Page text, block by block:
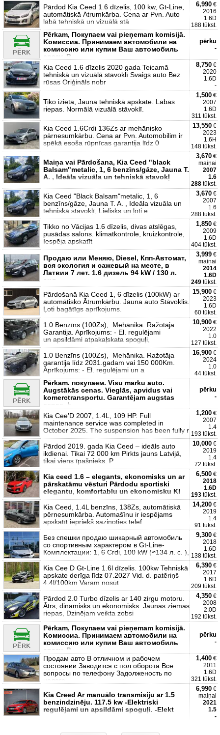
Pārdod Kia Ceed 1.6 dīzelis, 100 kw, Gt-Line,
automātiskā Ātrumkārba. Cena ar Pvn. Auto
labā tehniskā un vizuālā stā
6,990 €
2016
1.6D
188 tūkst.
Pērkam, Покупаем vai pieņemam komisijā.
Kомиссиa. Принимаем автомобили на
комиссию или купим Ваш автомобиль
сразу. P
pērku
-
Kia Ceed 1.6 dīzelis 2020 gada Teicamā
tehniskā un vizuālā stavoklī Svaigs auto Bez
rūsas Oriģināls nobr
8,750 €
2020
1.6D
-
Tiko izieta, Jauna tehniskā apskate. Labas
riepas. Normālā vizuālā stāvoklī.
1,500 €
2007
1.6D
311 tūkst.
Kia Ceed 1.6Crdi 136Zs ar mehānisko
pārnesumkārbu. Cena ar Pvn. Automobilim ir
spēkā esoša rūpnīcas garantija līdz 0
13,550 €
2023
1.6H
148 tūkst.
Maiņa vai Pārdošana, Kia Ceed "black
Balsam"metalic, 1, 6 benzīns/gāze, Jauna T.
A. , Ideāla vizuāla un tehniskā stavokļ
3,670 €
maiņai
2007
1.6
288 tūkst.
Kia Ceed "Black Balsam"metalic, 1, 6
benzīns/gāze, Jauna T. A. , Ideāla vizuāla un
tehniskā stavokļī, Lielisks un ļoti e
3,670 €
2007
1.6
288 tūkst.
Tikko no Vācijas 1.6 dīzelis, divas atslēgas,
pusādas salons. klimatkontrole, kruizkontrole,
Iespēja apskatīt
1,850 €
2009
1.6D
404 tūkst.
Продаю или Меняю, Diesel, Кпп-Автомат,
вся экология и сажевый на месте, в
Латвии 7 лет. 1.6 дизель 94 kW / 130 л.
сил.
3,999 €
maiņai
2014
1.6D
249 tūkst.
Pārdošanā Kia Ceed 1, 6 dīzelis (100kW) ar
automātisko Ātrumkārbu. Jauna auto Stāvoklis.
Ļoti bagātīgs aprīkojums.
15,900 €
2023
1.6D
60 tūkst.
1.0 Benzīns (100Zs), Mehānika. Ražotāja
Garantija. Aprīkojums: - El. regulējami
un apsildāmi atpakaļskata spoguļi,
10,900 €
2022
1.0
127 tūkst.
1.0 Benzīns (100Zs), Mehānika. Ražotāja
garantija līdz 2031.gadam vai 150 000Km.
Aprīkojums: - El. regulējami un a
16,900 €
2024
1.0
44 tūkst.
Pērkam. покупаем. Visu marku auto.
Augstākās cenas. Vieglās, apvidus vai
komerctransportu. Garantējam augstas
cenas, k
pērku
-
Kia Cee’D 2007, 1.4L, 109 HP. Full
maintenance service was completed in
October 2025. The suspension has been fully r
1,200 €
2007
1.4
193 tūkst.
Pārdod 2019. gada Kia Ceed – ideāls auto
ikdienai. Tikai 72 000 km Pirkts jauns Latvijā,
tikai viens īpašnieks. P
10,000 €
2019
1.4
72 tūkst.
Kia ceed 1.6 – elegants, ekonomisks un ar
pārskatāmu vēsturi Pārdodu sportiski
elegantu, komfortablu un ekonomisku KI
6,500 €
2018
1.6D
193 tūkst.
Kia Ceed, 1.4L benzīns, 138Zs, automātiskā
pērnesumkārba. Automašīnu ir iespējams
apskatīt iepriekš sazinoties telef
14,200 €
2019
1.4
91 tūkst.
Без спешки продаю шикарный автомобиль
со спортивным характером в Gt-Line-
Комплектации: 1, 6 Crdi, 100 kW (≈134 л. с. ),
9,300 €
2018
1.6D
138 tūkst.
Kia Cee D Gt-Line 1.6l dīzelis. 100kw Tehniskā
apskate derīga līdz 07.2027 Vid. d. patēriņš
4.4l/100km Varam nosūt
6,390 €
2017
1.6D
209 tūkst.
Pārdod 2.0 Turbo dīzelis ar 140 zirgu motoru.
Ātrs, dinamisks un ekonomisks. Jaunas ziemas
riepas, Dzinējam veikta zobsi
4,350 €
2008
2.0D
192 tūkst.
Pērkam, Покупаем vai pieņemam komisijā.
Kомиссиa. Принимаем автомобили на
комиссию или купим Ваш автомобиль
сразу. P
pērku
-
Продам авто В отличном и рабочем
состоянии Заводится с пол оборота Все
вопросы по телефону Задолженость по
налога
1,400 €
2011
1.6D
321 tūkst.
Kia Creed Ar manuālo transmisiju ar 1.5
benzindzinēju. 117.5 kw -Elektriski
regulējami un apsildāmi spoguļi. -Elekt
6,990 €
maiņai
2021
1.5
-